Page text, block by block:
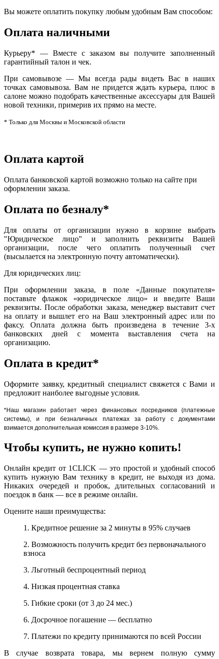
Вы можете оплатить покупку любым удобным Вам способом:
Оплата наличными
Курьеру* — Вместе с заказом вы получите заполненный
гарантийный талон и чек.
При самовывозе — Мы всегда рады видеть Вас в наших
точках самовывоза. Вам не придется ждать курьера, плюс в
салоне можно подобрать качественные аксессуары для Вашей
новой техники, примерив их прямо на месте.
* Только для Москвы и Московской области
Оплата картой
Оплата банковской картой возможно только на сайте при
оформлении заказа.
Оплата по безналу*
Для оплаты от организации нужно в корзине выбрать
"Юридическое лицо" и заполнить реквизиты Вашей
организации, после чего оплатить полученный счет
(высылается на электронную почту автоматически).
Для юридических лиц:
При оформлении заказа, в поле «Данные покупателя»
поставьте флажок «юридическое лицо» и введите Ваши
реквизиты. После обработки заказа, менеджер выставит счет
на оплату и вышлет его на Ваш электронный адрес или по
факсу. Оплата должна быть произведена в течение 3-х
банковских дней с момента выставления счета на
организацию.
Оплата в кредит*
Оформите заявку, кредитный специалист свяжется с Вами и
предложит наиболее выгодные условия.
*Наш магазин работает через финансовых посредников (платежные
системы), и при безналичных платежах за работу с документами
взимается дополнительная комиссия в размере 3-10%.
Чтобы купить, не нужно копить!
Онлайн кредит от 1CLICK — это простой и удобный способ
купить нужную Вам технику в кредит, не выходя из дома.
Никаких очередей и пробок, длительных согласований и
поездок в банк — все в режиме онлайн.
Оцените наши преимущества:
1. Кредитное решение за 2 минуты в 95% случаев
2. Возможность получить кредит без первоначального
взноса
3. Льготный беспроцентный период
4. Низкая процентная ставка
5. Гибкие сроки (от 3 до 24 мес.)
6. Досрочное погашение — бесплатно
7. Платежи по кредиту принимаются по всей России
В случае возврата товара, мы вернем полную сумму